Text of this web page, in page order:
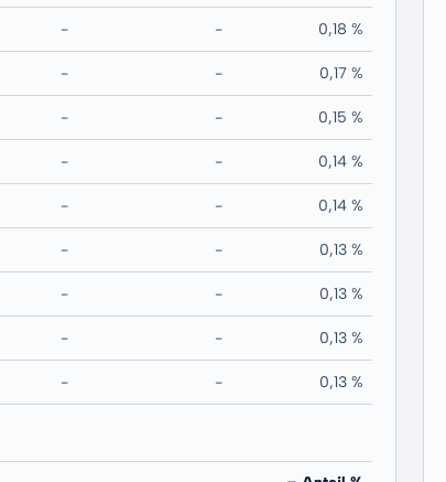
- - 0,18 %
- - 0,17 %
- - 0,15 %
- - 0,14 %
- - 0,14 %
- - 0,13 %
- - 0,13 %
- - 0,13 %
- - 0,13 %